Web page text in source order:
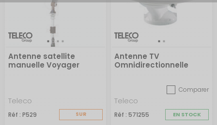
Antenne satellite
manuelle Voyager
Teleco
Réf : P529
SUR
Antenne TV
Omnidirectionnelle
câble coaxial de 5mComparer
Teleco
Réf : 571255 EN STOCK